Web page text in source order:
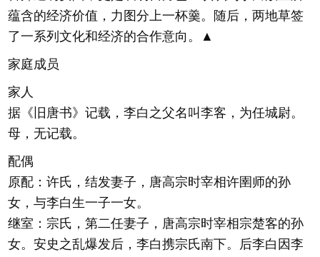
蕴含的经济价值，力图分上一杯羹。随后，两地草签
了一系列文化和经济的合作意向。▲
家庭成员
家人
据《旧唐书》记载，李白之父名叫李客，为任城尉。
母，无记载。
配偶
原配：许氏，结发妻子，唐高宗时宰相许圉师的孙
女，与李白生一子一女。
继室：宗氏，第二任妻子，唐高宗时宰相宗楚客的孙
女。安史之乱爆发后，李白携宗氏南下。后李白因李